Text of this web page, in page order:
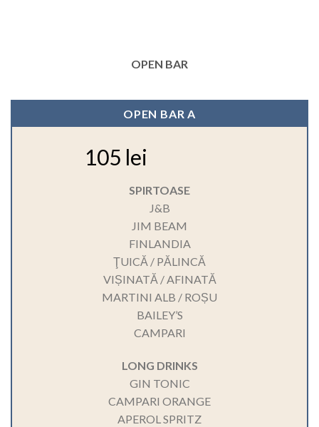
OPEN BAR
OPEN BAR A
105 lei
SPIRTOASE
J&B
JIM BEAM
FINLANDIA
ŢUICĂ / PĂLINCĂ
VIȘINATĂ / AFINATĂ
MARTINI ALB / ROȘU
BAILEY’S
CAMPARI
LONG DRINKS
GIN TONIC
CAMPARI ORANGE
APEROL SPRITZ